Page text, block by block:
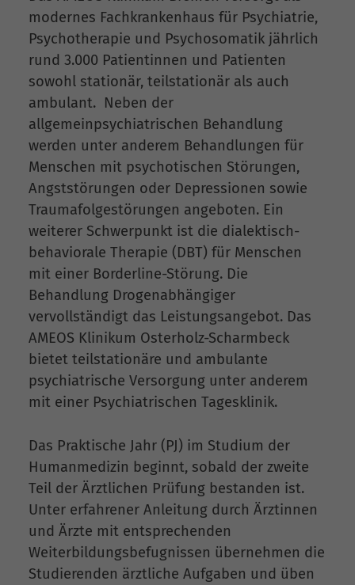
modernes Fachkrankenhaus für Psychiatrie,
Psychotherapie und Psychosomatik jährlich
rund 3.000 Patientinnen und Patienten
sowohl stationär, teilstationär als auch
ambulant. Neben der
allgemeinpsychiatrischen Behandlung
werden unter anderem Behandlungen für
Menschen mit psychotischen Störungen,
Angststörungen oder Depressionen sowie
Traumafolgestörungen angeboten. Ein
weiterer Schwerpunkt ist die dialektisch-
behaviorale Therapie (DBT) für Menschen
mit einer Borderline-Störung. Die
Behandlung Drogenabhängiger
vervollständigt das Leistungsangebot. Das
AMEOS Klinikum Osterholz-Scharmbeck
bietet teilstationäre und ambulante
psychiatrische Versorgung unter anderem
mit einer Psychiatrischen Tagesklinik.
Das Praktische Jahr (PJ) im Studium der
Humanmedizin beginnt, sobald der zweite
Teil der Ärztlichen Prüfung bestanden ist.
Unter erfahrener Anleitung durch Ärztinnen
und Ärzte mit entsprechenden
Weiterbildungsbefugnissen übernehmen die
Studierenden ärztliche Aufgaben und üben